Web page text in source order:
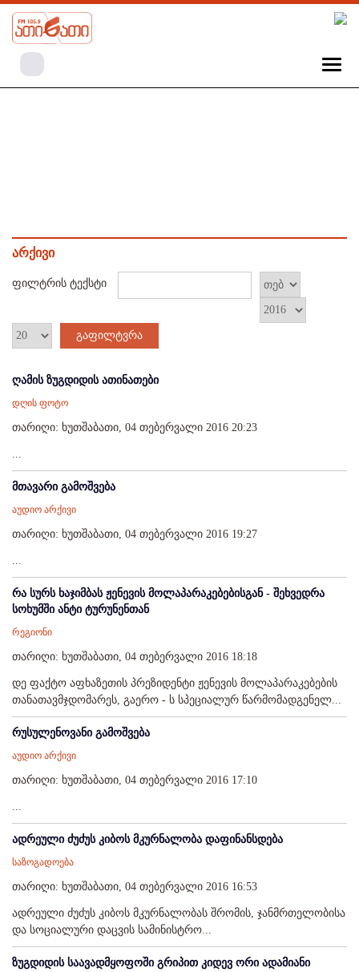
არქივი
ფილტრის ტექსტი
გაფილტვრა
ღამის ზუგდიდის ათინათები
დღის ფოტო
თარიღი: ხუთშაბათი, 04 თებერვალი 2016 20:23
...
მთავარი გამოშვება
აუდიო არქივი
თარიღი: ხუთშაბათი, 04 თებერვალი 2016 19:27
...
რა სურს ხაჯიმბას ჟენევის მოლაპარაკებებისგან - შეხვედრა
სოხუმში ანტი ტურუნენთან
რეგიონი
თარიღი: ხუთშაბათი, 04 თებერვალი 2016 18:18
დე ფაქტო აფხაზეთის პრეზიდენტი ჟენევის მოლაპარაკებების
თანათავმჯდომარეს, გაერო - ს სპეციალურ წარმომადგენელ...
რუსულენოვანი გამოშვება
აუდიო არქივი
თარიღი: ხუთშაბათი, 04 თებერვალი 2016 17:10
...
ადრეული ძუძუს კიბოს მკურნალობა დაფინანსდება
საზოგადოება
თარიღი: ხუთშაბათი, 04 თებერვალი 2016 16:53
ადრეული ძუძუს კიბოს მკურნალობას შრომის, ჯანმრთელობისა
და სოციალური დაცვის სამინისტრო...
ზუგდიდის საავადმყოფოში გრიპით კიდევ ორი ადამიანი